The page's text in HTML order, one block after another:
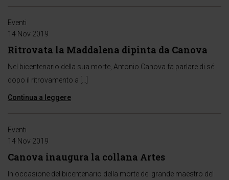
Eventi
14 Nov 2019
Ritrovata la Maddalena dipinta da Canova
Nel bicentenario della sua morte, Antonio Canova fa parlare di sé:
dopo il ritrovamento a […]
Continua a leggere
Eventi
14 Nov 2019
Canova inaugura la collana Artes
In occasione del bicentenario della morte del grande maestro del